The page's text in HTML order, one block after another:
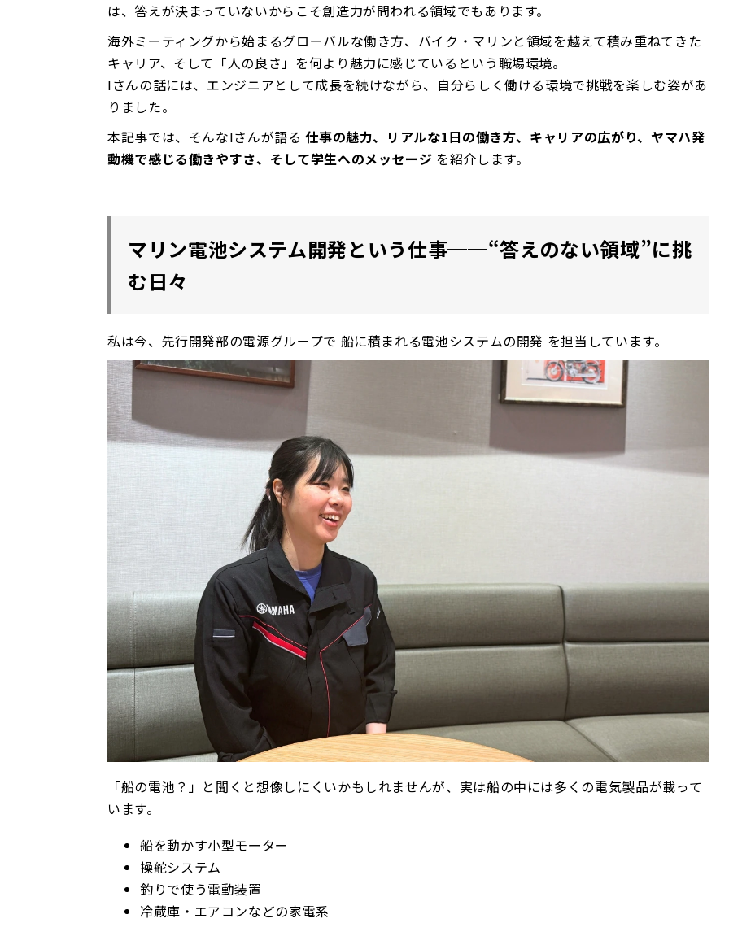
は、答えが決まっていないからこそ創造力が問われる領域でもあります。
海外ミーティングから始まるグローバルな働き方、バイク・マリンと領域を越えて積み重ねてきた
キャリア、そして「人の良さ」を何より魅力に感じているという職場環境。
Iさんの話には、エンジニアとして成長を続けながら、自分らしく働ける環境で挑戦を楽しむ姿があ
りました。
本記事では、そんなIさんが語る仕事の魅力、リアルな1日の働き方、キャリアの広がり、ヤマハ発
動機で感じる働きやすさ、そして学生へのメッセージ を紹介します。
マリン電池システム開発という仕事──“答えのない領域”に挑
む日々
私は今、先行開発部の電源グループで 船に積まれる電池システムの開発 を担当しています。
「船の電池？」と聞くと想像しにくいかもしれませんが、実は船の中には多くの電気製品が載って
います。
船を動かす小型モーター
操舵システム
釣りで使う電動装置
冷蔵庫・エアコンなどの家電系